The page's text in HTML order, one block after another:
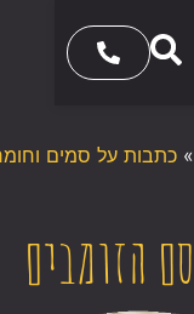
» כתבות על סמים
סם הזומבים